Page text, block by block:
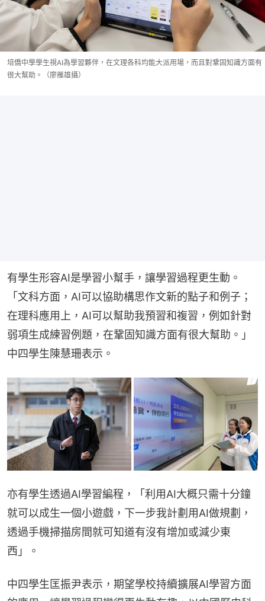
培僑中學學生視AI為學習夥伴，在文理各科均能大派用場，而且對鞏固知識方面有
很大幫助。（廖雁雄攝）
有學生形容AI是學習小幫手，讓學習過程更生動。
「文科方面，AI可以協助構思作文新的點子和例子；
在理科應用上，AI可以幫助我預習和複習，例如針對
弱項生成練習例題，在鞏固知識方面有很大幫助。」
中四學生陳慧珊表示。
亦有學生透過AI學習編程，「利用AI大概只需十分鐘
就可以成生一個小遊戲，下一步我計劃用AI做規劃，
透過手機掃描房間就可知道有沒有增加或減少東
西」。
中四學生匡振尹表示，期望學校持續擴展AI學習方面